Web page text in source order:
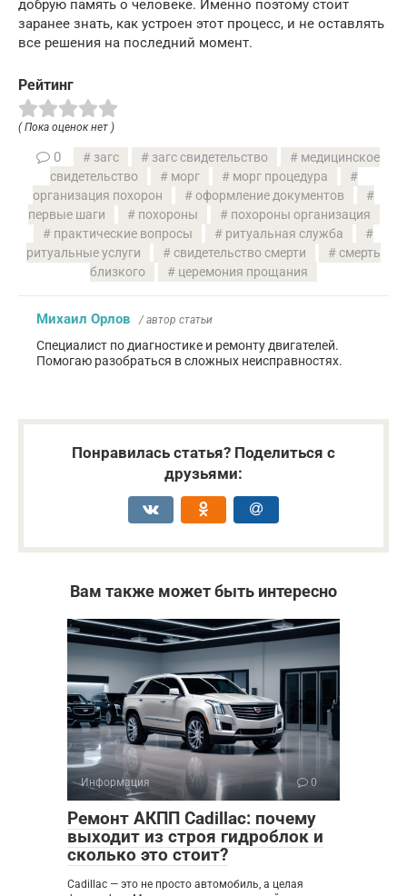
добрую память о человеке. Именно поэтому стоит
заранее знать, как устроен этот процесс, и не оставлять
все решения на последний момент.
Рейтинг
( Пока оценок нет )
0 загс загс свидетельство
медицинское
свидетельство
морг
морг процедура
организация похорон
оформление документов
первые шаги
похороны
похороны организация
практические вопросы
ритуальная служба
ритуальные услуги
свидетельство смерти
смерть
близкого
церемония прощания
Михаил Орлов / автор статьи
Специалист по диагностике и ремонту двигателей.
Помогаю разобраться в сложных неисправностях.
Понравилась статья? Поделиться с
друзьями:
Вам также может быть интересно
Информация 0
Ремонт АКПП Cadillac: почему
выходит из строя гидроблок и
сколько это стоит?
Cadillac — это не просто автомобиль, а целая